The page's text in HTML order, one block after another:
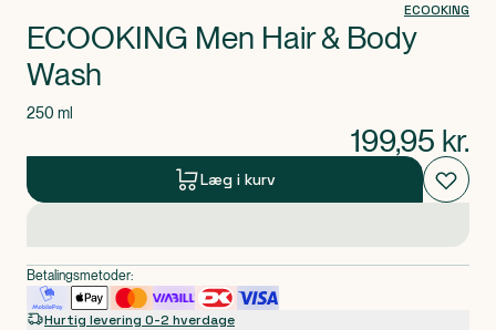
ECOOKING
ECOOKING Men Hair & Body
Wash
250 ml
199,95 kr.
Læg i kurv
Betalingsmetoder:
Hurtig levering 0-2 hverdage